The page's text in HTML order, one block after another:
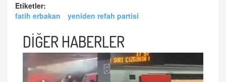
Etiketler:
fatih erbakan
yeniden refah partisi
DİĞER HABERLER